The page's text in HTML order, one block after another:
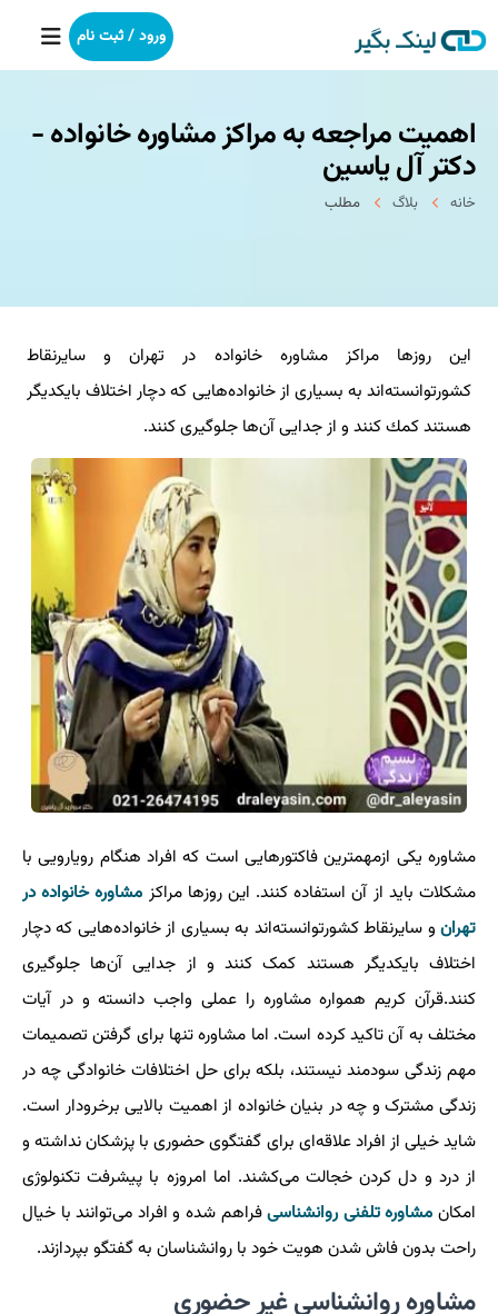
خانه
بکلینک
خدمات ما
درباره ما
آموزش
ورود / ثبت نام
اهمیت مراجعه به مراكز مشاوره خانواده -
دكتر آل یاسین
خانه بلاگ مطلب
این روزها مراكز مشاوره خانواده در تهران و سایرنقاط
كشورتوانسته‌اند به بسیاری از خانواده‌هایی كه دچار اختلاف بایكدیگر
هستند كمك كنند و از جدایی آ‌ن‌‌ها جلوگیری كنند.
مشاوره یکی ازمهمترین فاکتورهایی است که افراد هنگام رویارویی با
مشکلات باید از آن استفاده کنند. این روزها مراکز مشاوره خانواده در
تهران و سایرنقاط کشورتوانسته‌اند به بسیاری از خانواده‌هایی که دچار
اختلاف بایکدیگر هستند کمک کنند و از جدایی آ‌ن‌‌ها جلوگیری
کنند.قرآن کریم همواره مشاوره را عملی واجب دانسته و در آیات
مختلف به آن تاکید کرده است. اما مشاوره تنها برای گرفتن تصمیمات
مهم زندگی سودمند نیستند، بلکه برای حل اختلافات خانوادگی چه در
زندگی مشترک و چه در بنیان خانواده از اهمیت بالایی برخرودار است.
شاید خیلی از افراد علاقه‌ای برای گفتگوی حضوری با پزشکان نداشته و
از درد و دل کردن خجالت می‌کشند. اما امروزه با پیشرفت تکنولوژی
امکان مشاوره تلفنی روانشناسیفراهم شده و افراد می‌توانند با خیال
راحت بدون فاش شدن هویت خود با روانشناسان به گفتگو بپردازند.
مشاوره روانشناسی غیر حضوری